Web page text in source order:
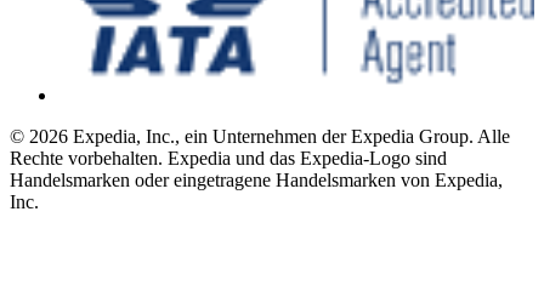
© 2026 Expedia, Inc., ein Unternehmen der Expedia Group. Alle
Rechte vorbehalten. Expedia und das Expedia-Logo sind
Handelsmarken oder eingetragene Handelsmarken von Expedia,
Inc.